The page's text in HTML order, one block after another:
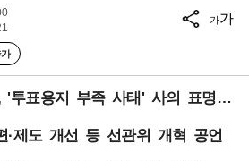
가가
'투표용지 부족 사태' 사의 표명…
·제도 개선 등 선관위 개혁 공언